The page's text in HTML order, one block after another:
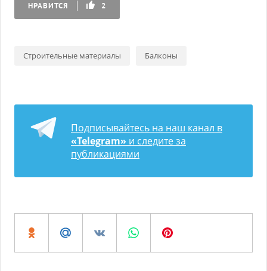
НРАВИТСЯ 2
Строительные материалы Балконы
Подписывайтесь на наш канал в
«Telegram» и следите за
публикациями